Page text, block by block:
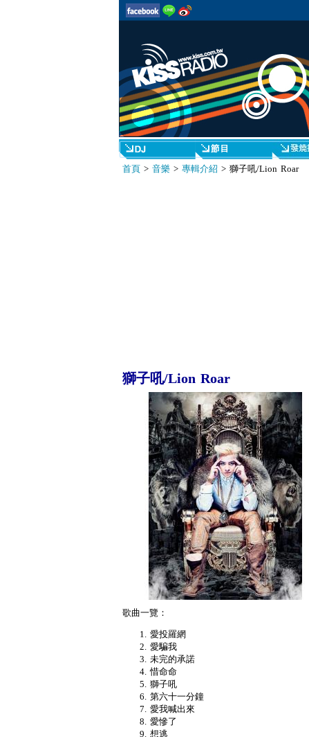
首頁> 音樂> 專輯介紹 > 獅子吼/Lion Roar
獅子吼/Lion Roar
歌曲一覽：
愛投羅網
愛騙我
未完的承諾
惜命命
獅子吼
第六十一分鐘
愛我喊出來
愛慘了
想逃